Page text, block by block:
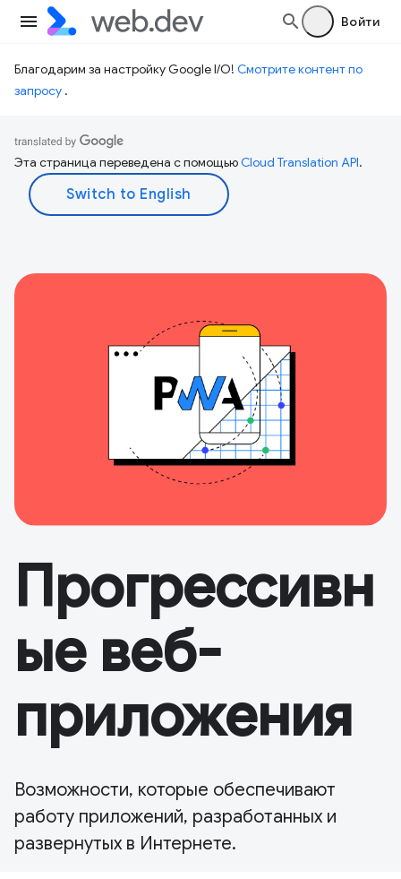
Войти
Благодарим за настройку Google I/O! Смотрите контент по
запросу .
Эта страница переведена с помощьюCloud Translation API.
Прогрессивн
ые веб-
приложения
Возможности, которые обеспечивают
работу приложений, разработанных и
развернутых в Интернете.